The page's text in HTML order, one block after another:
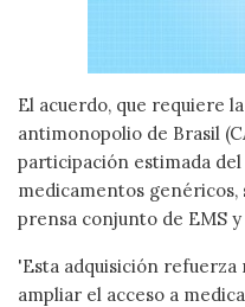
El acuerdo, que requiere
antimonopolio de Brasil
participación estimada
medicamentos genéricos,
prensa conjunto de EMS y
'Esta adquisición
ampliar el acceso a